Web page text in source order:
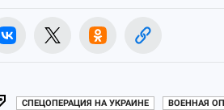
СПЕЦОПЕРАЦИЯ НА УКРАИНЕ ВОЕННАЯ